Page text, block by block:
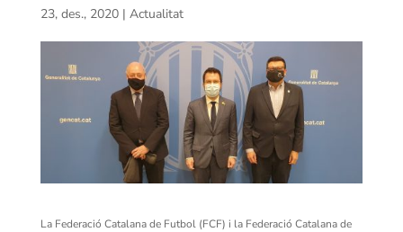
23, des., 2020| Actualitat
La Federació Catalana de Futbol (FCF) i la Federació Catalana de